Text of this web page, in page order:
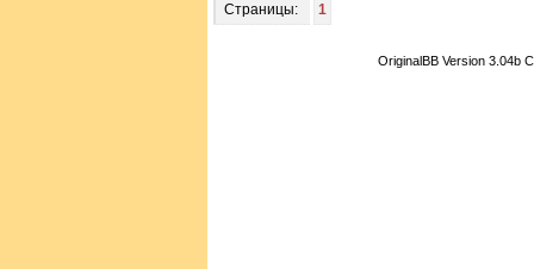
Страницы:
1
OriginalBB Version 3.04b